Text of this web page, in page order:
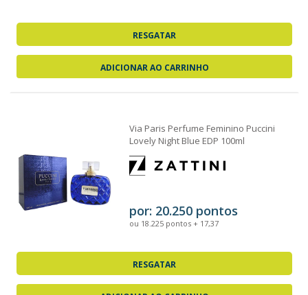
RESGATAR
ADICIONAR AO CARRINHO
Via Paris Perfume Feminino Puccini
Lovely Night Blue EDP 100ml
por: 20.250 pontos
ou 18.225 pontos + 17,37
RESGATAR